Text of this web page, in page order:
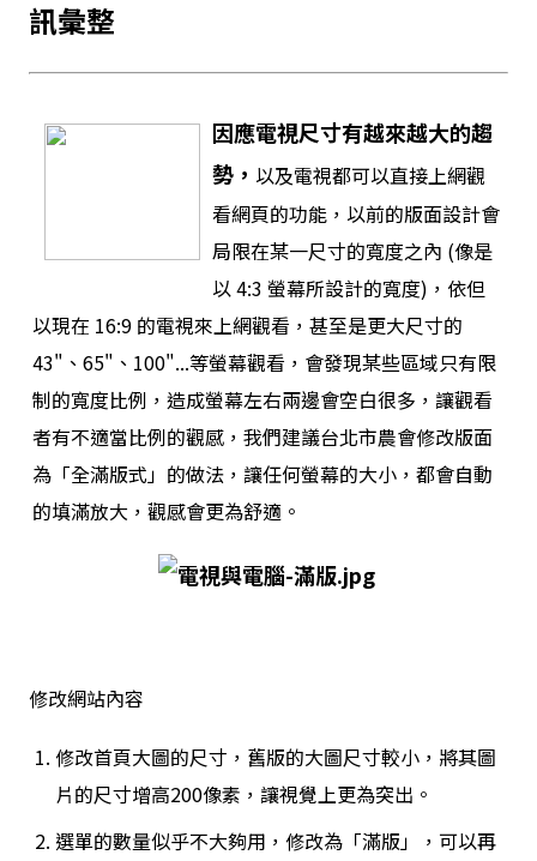
訊彙整
因應電視尺寸有越來越大的趨
勢， 以及電視都可以直接上網觀
看網頁的功能，以前的版面設計會
局限在某一尺寸的寬度之內 (像是
以 4:3 螢幕所設計的寬度)，依但
以現在 16:9 的電視來上網觀看，甚至是更大尺寸的
43"、65"、100"...等螢幕觀看，會發現某些區域只有限
制的寬度比例，造成螢幕左右兩邊會空白很多，讓觀看
者有不適當比例的觀感，我們建議台北市農會修改版面
為「全滿版式」的做法，讓任何螢幕的大小，都會自動
的填滿放大，觀感會更為舒適。
修改網站內容
修改首頁大圖的尺寸，舊版的大圖尺寸較小，將其圖
片的尺寸增高200像素，讓視覺上更為突出。
選單的數量似乎不大夠用，修改為「滿版」，可以再